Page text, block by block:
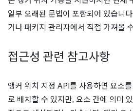
일부 오래된 문법이 포함되어 있습니
거나 패키지 관리자에서 직접 가져올
접근성 관련 참고사항
앵커 위치 지정 API를 사용하면 요소
로 배치할 수 있지만, 요소 간에 의미